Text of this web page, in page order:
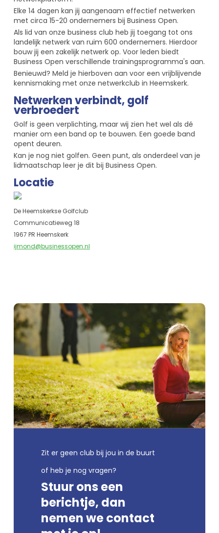
Elke 14 dagen kan jij aangenaam effectief netwerken
met circa 15-20 ondernemers bij Business Open.
Als lid van onze business club heb jij toegang tot ons
landelijk netwerk van ruim 600 ondernemers. Hierdoor
bouw jij een zakelijk netwerk op. Voor leden biedt
Business Open verschillende trainingsprogramma's aan.
Benieuwd? Meld je hierboven aan voor een vrijblijvende
kennismaking met onze netwerkclub in Heemskerk.
Netwerken verbindt, golf
verbroedert
Golf is geen verplichting, maar wij zien het wel als dé
manier om een band op te bouwen. Een goede band
opent deuren.
Kan je nog niet golfen. Geen punt, als onderdeel van je
lidmaatschap leer je dit bij Business Open.
Locatie
De Heemskerkse Golfclub
Communicatieweg 18
1967 PR Heemskerk
ijmond@businessopen.nl
Zit er geen club bij jou in de buurt
of heb je nog vragen?
Stuur ons een
berichtje, dan
nemen we contact